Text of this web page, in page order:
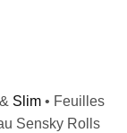
Slim• Feuilles
Sensky Rolls